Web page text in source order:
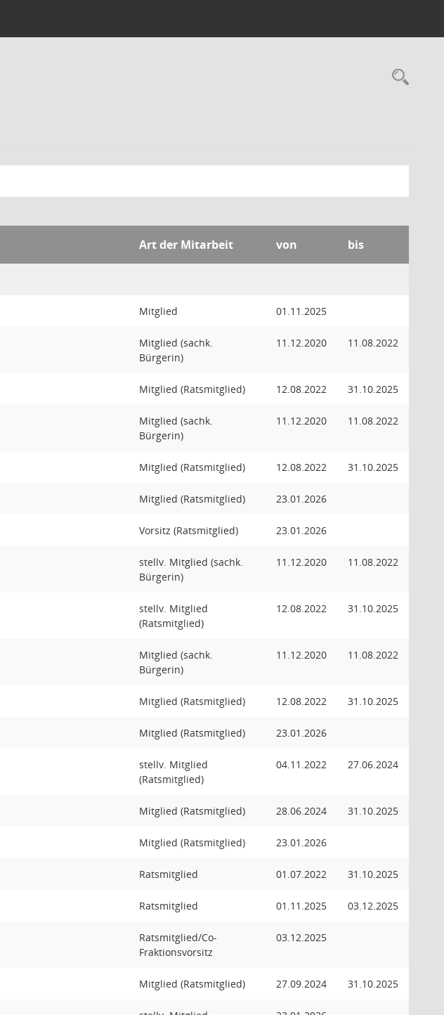
Art der Mitarbeit von bis
Mitglied 01.11.2025
Mitglied (sachk.
Bürgerin)
11.12.2020 11.08.2022
Mitglied (Ratsmitglied) 12.08.2022 31.10.2025
Mitglied (sachk.
Bürgerin)
11.12.2020 11.08.2022
Mitglied (Ratsmitglied) 12.08.2022 31.10.2025
Mitglied (Ratsmitglied) 23.01.2026
Vorsitz (Ratsmitglied) 23.01.2026
stellv. Mitglied (sachk.
Bürgerin)
11.12.2020 11.08.2022
stellv. Mitglied
(Ratsmitglied)
12.08.2022 31.10.2025
Mitglied (sachk.
Bürgerin)
11.12.2020 11.08.2022
Mitglied (Ratsmitglied) 12.08.2022 31.10.2025
Mitglied (Ratsmitglied) 23.01.2026
stellv. Mitglied
(Ratsmitglied)
04.11.2022 27.06.2024
Mitglied (Ratsmitglied) 28.06.2024 31.10.2025
Mitglied (Ratsmitglied) 23.01.2026
Ratsmitglied 01.07.2022 31.10.2025
Ratsmitglied 01.11.2025 03.12.2025
Ratsmitglied/Co-
Fraktionsvorsitz
03.12.2025
Mitglied (Ratsmitglied) 27.09.2024 31.10.2025